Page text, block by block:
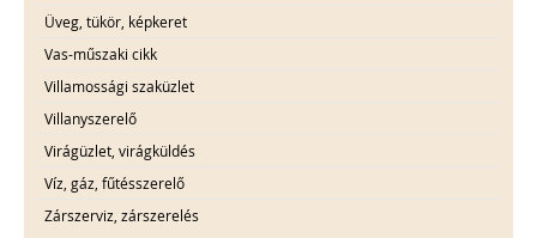
Üveg, tükör, képkeret
Vas-műszaki cikk
Villamossági szaküzlet
Villanyszerelő
Virágüzlet, virágküldés
Víz, gáz, fűtésszerelő
Zárszerviz, zárszerelés